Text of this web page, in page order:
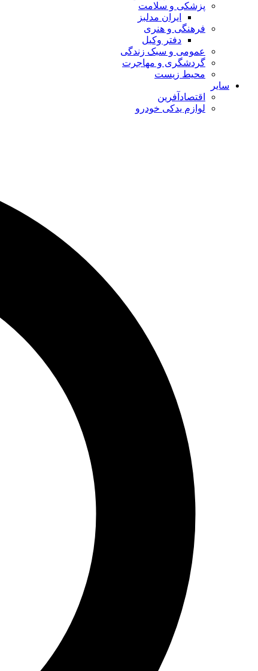
پزشکی و سلامت
ایران مدلبز
فرهنگی و هنری
دفتر وکیل
عمومی و سبک زندگی
گردشگری و مهاجرت
محیط زیست
سایر
اقتصادآفرین
لوازم یدکی خودرو